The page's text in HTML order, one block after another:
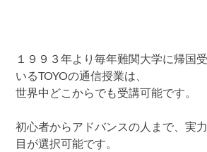
１９９３年より毎年難関大学に帰国
いるTOYOの通信授業は、
世界中どこからでも受講可能です。
初心者からアドバンスの人まで、実
目が選択可能です。